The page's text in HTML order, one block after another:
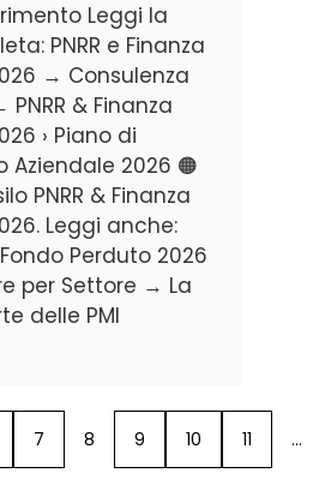
Leggi la
PNRR e Finanza
→ Consulenza
& Finanza
› Piano di
Aziendale 2026 🟠
PNRR & Finanza
Leggi anche:
Perduto 2026
per Settore → La
delle PMI
7 8 9 10 11 …